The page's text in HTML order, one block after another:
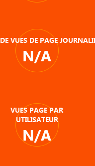
VUES DE PAGE
N/A
VUES PAGE PAR
UTILISATEUR
N/A